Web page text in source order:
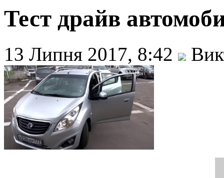
Тест драйв
13 Липня 2017, 8:42